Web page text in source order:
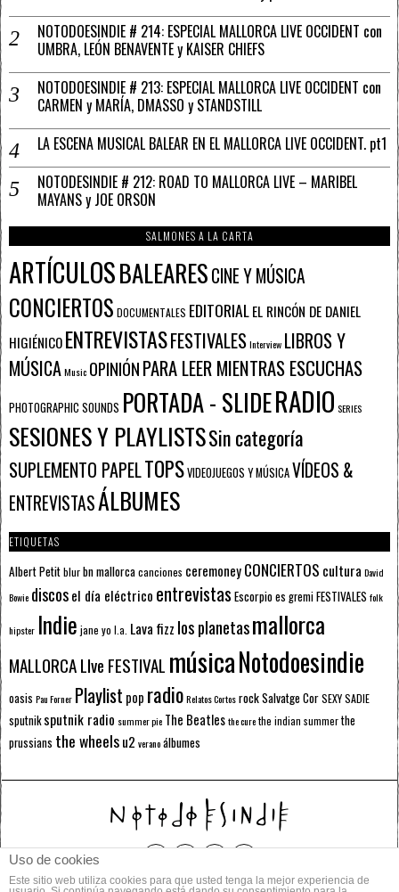
NOTODOESINDIE # 214: ESPECIAL MALLORCA LIVE OCCIDENT con
UMBRA, LEÓN BENAVENTE y KAISER CHIEFS
NOTODOESINDIE # 213: ESPECIAL MALLORCA LIVE OCCIDENT con
CARMEN y MARÍA, DMASSO y STANDSTILL
LA ESCENA MUSICAL BALEAR EN EL MALLORCA LIVE OCCIDENT. pt1
NOTODESINDIE # 212: ROAD TO MALLORCA LIVE – MARIBEL
MAYANS y JOE ORSON
SALMONES A LA CARTA
ARTÍCULOSBALEARESCINE Y MÚSICA
CONCIERTOS DOCUMENTALES EDITORIALEL RINCÓN DE DANIEL
HIGIÉNICOENTREVISTASFESTIVALESInterview LIBROS Y
MÚSICAMusic OPINIÓNPARA LEER MIENTRAS ESCUCHAS
PHOTOGRAPHIC SOUNDS PORTADA - SLIDERADIO SERIES
SESIONES Y PLAYLISTSSin categoría
SUPLEMENTO PAPELTOPSVIDEOJUEGOS Y MÚSICAVÍDEOS &
ENTREVISTASÁLBUMES
ETIQUETAS
Albert Petitblurbn mallorcacanciones ceremoneyCONCIERTOS cultura David
Bowie discosel día eléctrico entrevistas Escorpioes gremiFESTIVALES folk
hipster Indie jane yo l.a. Lava fizz los planetasmallorca
MALLORCA LIve FESTIVAL músicaNotodoesindie
oasis Pau Forner Playlist pop radioRelatos CortosrockSalvatge CorSEXY SADIE
sputnik sputnik radio summer pie The Beatlesthe curethe indian summerthe
prussians the wheelsu2 veranoálbumes
Uso de cookies
Este sitio web utiliza cookies para que usted tenga la mejor experiencia de